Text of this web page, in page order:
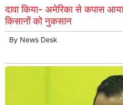
दावा किया- अमेरिका से कपास
किसानों को नुकसान
By News Desk